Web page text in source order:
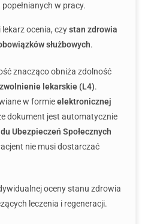
w pracy.
ocenia, czystan zdrowia
służbowych.
znacząco obniża zdolność
zwolnienie lekarskie (L4).
w formieelektronicznej
dokument jest automatycznie
Ubezpieczeń Społecznych
nie musi dostarczać
oceny stanu zdrowia
leczenia i regeneracji.